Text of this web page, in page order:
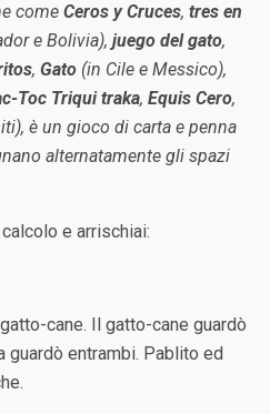
come Ceros y Cruces, tres en
e Bolivia), juego del gato,
, Gato (in Cile e Messico),
Toc Triqui traka, Equis Cero,
è un gioco di carta e penna
alternatamente gli spazi
e arrischiai:
cane. Il gatto-cane guardò
guardò entrambi. Pablito ed